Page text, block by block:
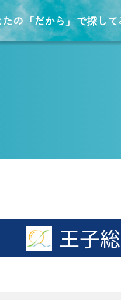
の「だから」で探して
王子